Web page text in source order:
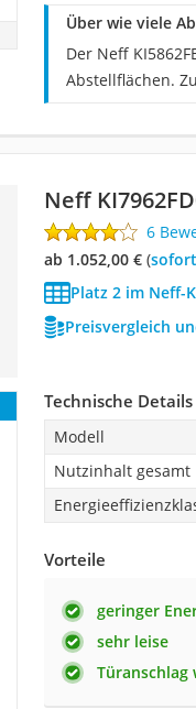
Über wie viele
Der Neff
Abstellflächen.
Neff
6
ab 1.052,00 €(
Platz 2 im Neff-
Preisvergleich
Technische Details
Modell
Nutzinhalt gesamt
Vorteile
geringer
sehr leise
Türanschlag